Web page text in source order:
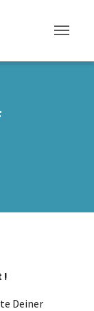
!
Deiner